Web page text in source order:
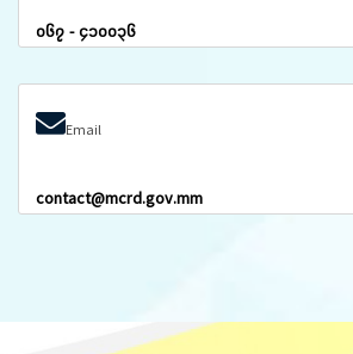
၀၆၇ - ၄၁၀၀၃၆
Email
contact@mcrd.gov.mm